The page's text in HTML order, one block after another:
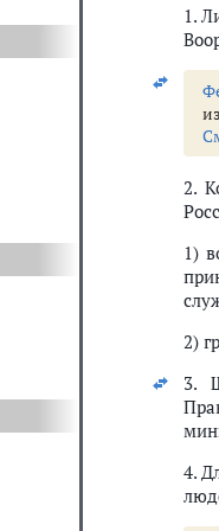
1.
2.
1)
2)
3.
4.